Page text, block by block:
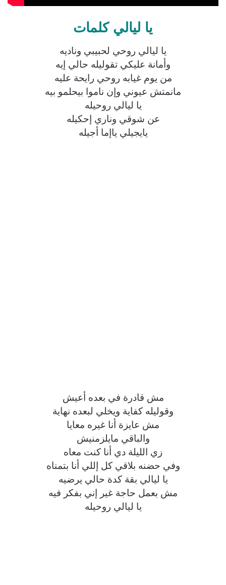
يا ليالي كلمات
يا ليالي روحي لحبيبي وناديه
وأمانة عليكي تقوليله حالي إيه
من يوم غيابه روحي رايحة عليه
مانمتش عيوني وإن ناموا بيحلمو بيه
يا ليالي روحيله
عن شوقي وناري إحكيله
يايجيلي ياإما أجيله
مش قادرة في بعده أعيش
وقوليله كفاية ويخلي لبعده نهاية
مش عايزة أنا غيره معايا
والباقي مايلزمنيش
زي الليلة دي أنا كنت معاه
وفي حضنه بلاقي كل إللي أنا بتمناه
يا ليالي بقة كدة حالي يرضيه
مش بعمل حاجة غير إني بفكر فيه
يا ليالي روحيله